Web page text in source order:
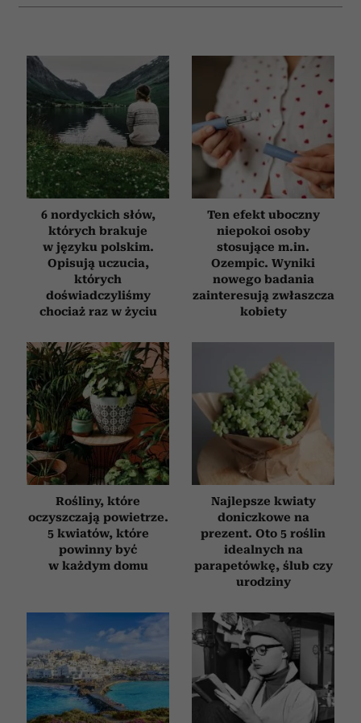
społecznościowym, reklamowym i analitycznym.
Partnerzy mogą połączyć te informacje z innymi danymi
otrzymanymi od Ciebie lub uzyskanymi podczas
korzystania z ich usług.
6 nordyckich słów,
których brakuje
w języku polskim.
Opisują uczucia,
których
doświadczyliśmy
chociaż raz w życiu
Ten efekt uboczny
niepokoi osoby
stosujące m.in.
Ozempic. Wyniki
nowego badania
zainteresują zwłaszcza
kobiety
Rośliny, które
oczyszczają powietrze.
5 kwiatów, które
powinny być
w każdym domu
Najlepsze kwiaty
doniczkowe na
prezent. Oto 5 roślin
idealnych na
parapetówkę, ślub czy
urodziny